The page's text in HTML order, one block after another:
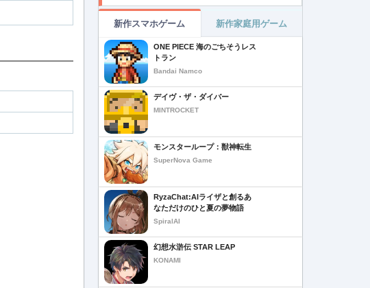
新作スマホゲーム 新作家庭用ゲーム
ONE PIECE 海のごちそうレス
トラン
Bandai Namco
デイヴ・ザ・ダイバー
MINTROCKET
モンスターループ：獣神転生
SuperNova Game
RyzaChat:AIライザと創るあ
なただけのひと夏の夢物語
SpiralAI
幻想水滸伝 STAR LEAP
KONAMI